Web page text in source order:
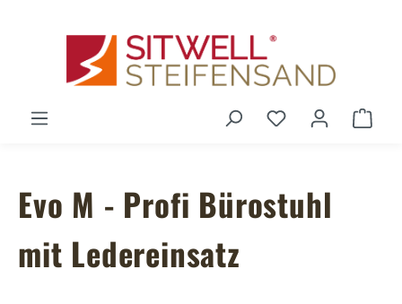
Du hast 0
Evo M - Profi Bürostuhl
mit Ledereinsatz